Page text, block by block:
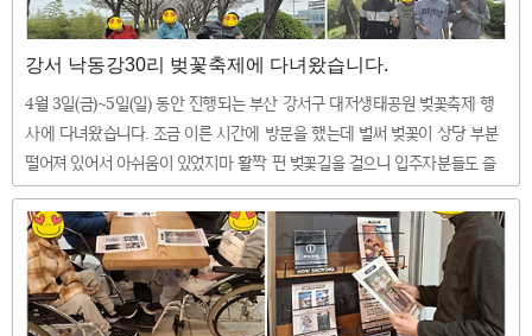
강서 낙동강30리 벚꽃축제에 다녀왔습니다.
4월 3일(금)~5일(일) 동안 진행되는 부산 강서구 대저생태공원 벚꽃축제 행
사에 다녀왔습니다. 조금 이른 시간에 방문을 했는데 벌써 벚꽃이 상당 부분
떨어져 있어서 아쉬움이 있었지마 활짝 핀 벚꽃길을 걸으니 입주자분들도 즐
거워하셨습니다 ^^